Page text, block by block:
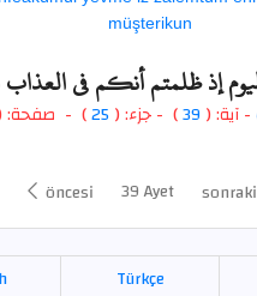
müşterikun
إذ ظلمتم أنكم في
- آية: (39
) - جزء: ( 25) - صفحة:
öncesi 39 Ayet sonraki
Türkçe